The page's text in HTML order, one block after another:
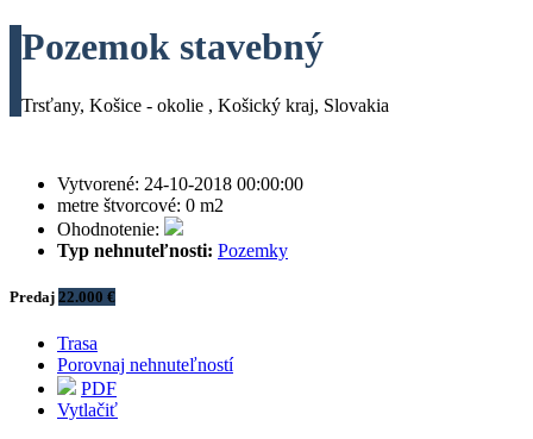
Pozemok stavebný
Trsťany, Košice - okolie , Košický kraj, Slovakia
Vytvorené: 24-10-2018 00:00:00
metre štvorcové: 0 m2
Ohodnotenie:
Typ nehnuteľnosti: Pozemky
Predaj 22.000 €
Trasa
Porovnaj nehnuteľností
PDF
Vytlačiť